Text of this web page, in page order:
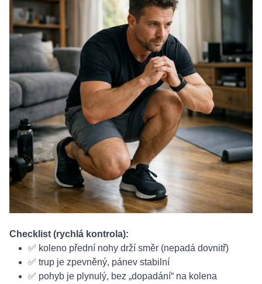
Checklist (rychlá kontrola):
✅ koleno přední nohy drží směr (nepadá dovnitř)
✅ trup je zpevněný, pánev stabilní
✅ pohyb je plynulý, bez „dopadání“ na kolena